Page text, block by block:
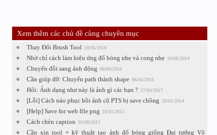
Xem thêm các chủ đề cùng chuyên mục
Thay Đổi Brush Tool 20/05/2018
Nhờ chỉ cách làm hiệu ứng đổ bóng nhẹ và cong nhẹ 10/08/2014
Chuyển đỗi sang ảnh động 08/04/2016
Cần giúp đỡ: Chuyển path thành shape 06/05/2016
Hỏi: Ảnh dạng như này là ảnh gì các bạn ? 27/03/2017
[Lỗi] Cách nào phục hồi ảnh cũ PTS bị save chồng 29/01/2014
[Help] Save for web file png 16/01/2015
Cách chèn caption 03/08/2013
Cần xin tool + kỹ thuật tạo ảnh đổ bóng giống Đại tướng Võ